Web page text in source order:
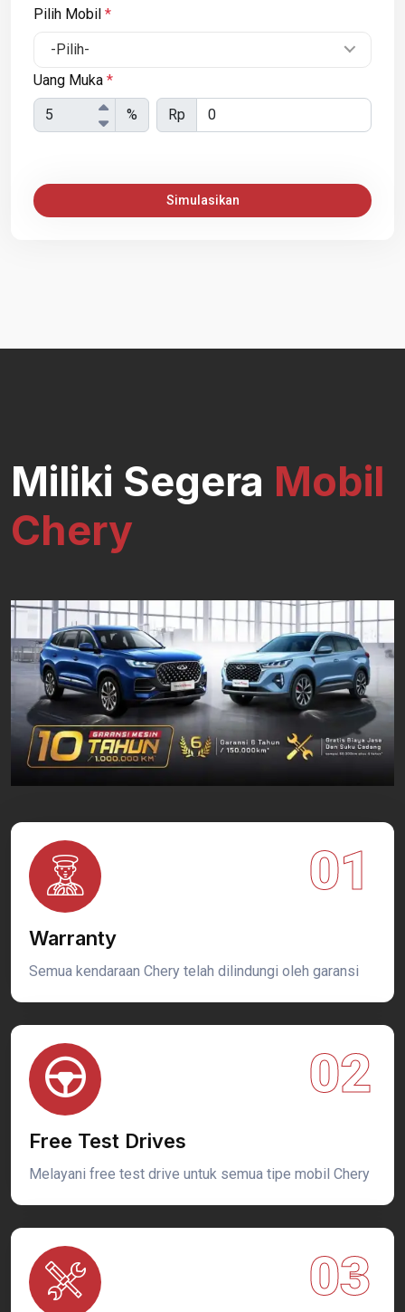
Pilih Mobil *
-Pilih-
Uang Muka *
%
Rp
Simulasikan
Miliki Segera Mobil
Chery
01
Warranty
Semua kendaraan Chery telah dilindungi oleh garansi
02
Free Test Drives
Melayani free test drive untuk semua tipe mobil Chery
03